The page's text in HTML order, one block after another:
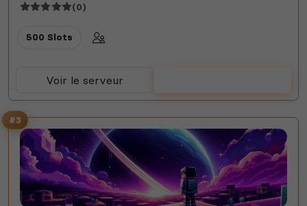
(0)
500 Slots
Voir le serveur
#3